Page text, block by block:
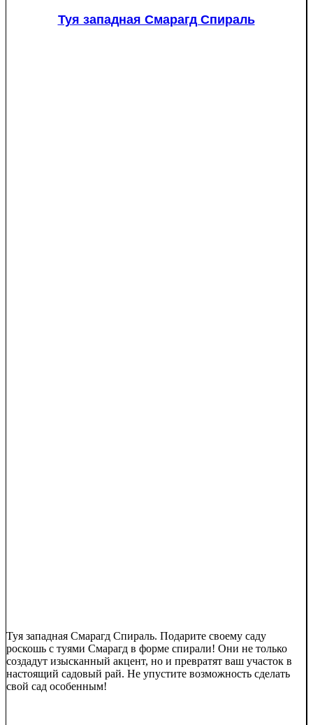
Туя западная Смарагд Спираль
Туя западная Смарагд Спираль. Подарите своему саду
роскошь с туями Смарагд в форме спирали! Они не только
создадут изысканный акцент, но и превратят ваш участок в
настоящий садовый рай. Не упустите возможность сделать
свой сад особенным!